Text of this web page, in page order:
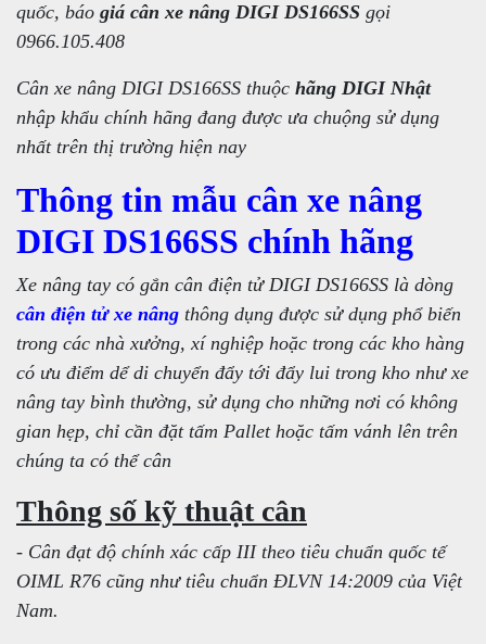
quốc, báo giá cân xe nâng DIGI DS166SS gọi
0966.105.408
Cân xe nâng DIGI DS166SS thuộc hãng DIGI Nhật
nhập khẩu chính hãng đang được ưa chuộng sử dụng
nhất trên thị trường hiện nay
Thông tin mẫu cân xe nâng
DIGI DS166SS chính hãng
Xe nâng tay có gắn cân điện tử DIGI DS166SS là dòng
cân điện tử xe nâng thông dụng được sử dụng phổ biến
trong các nhà xưởng, xí nghiệp hoặc trong các kho hàng
có ưu điểm dể di chuyển đẩy tới đẩy lui trong kho như xe
nâng tay bình thường, sử dụng cho những nơi có không
gian hẹp, chỉ cần đặt tấm Pallet hoặc tấm vánh lên trên
chúng ta có thể cân
Thông số kỹ thuật cân
- Cân đạt độ chính xác cấp III theo tiêu chuẩn quốc tế
OIML R76 cũng như tiêu chuẩn ĐLVN 14:2009 của Việt
Nam.